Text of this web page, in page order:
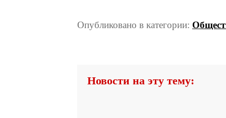
Опубликовано в категории:
Новости на эту тему: